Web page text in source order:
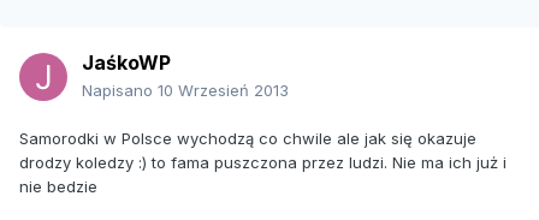
JaśkoWP
Napisano 10 Wrzesień 2013
Samorodki w Polsce wychodzą co chwile ale jak się okazuje
drodzy koledzy :) to fama puszczona przez ludzi. Nie ma ich już i
nie bedzie